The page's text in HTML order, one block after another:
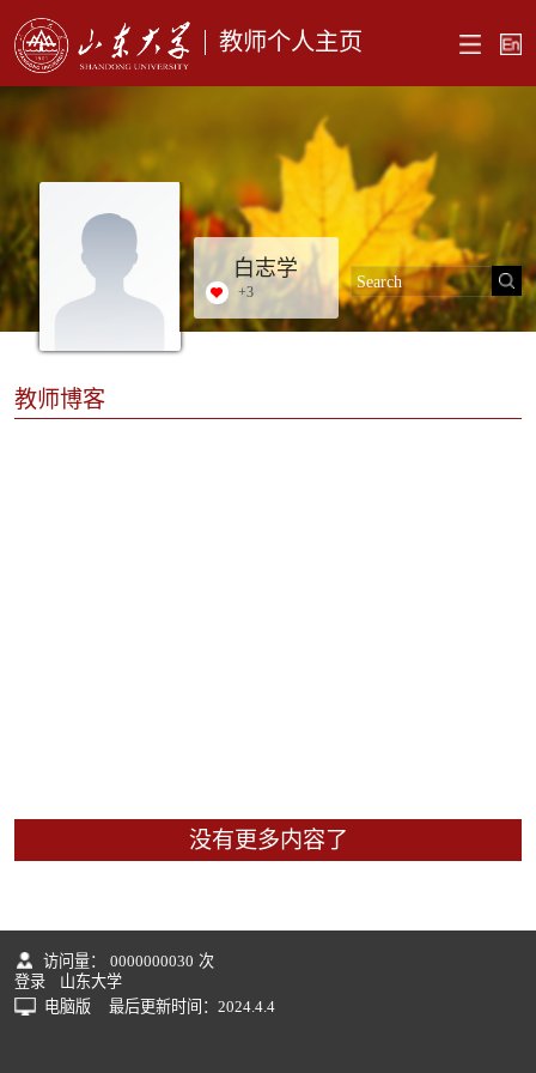
教师个人主页
白志学
+3
教师博客
没有更多内容了
访问量： 0000000030 次
登录
山东大学
电脑版
最后更新时间： 2024. 4. 4